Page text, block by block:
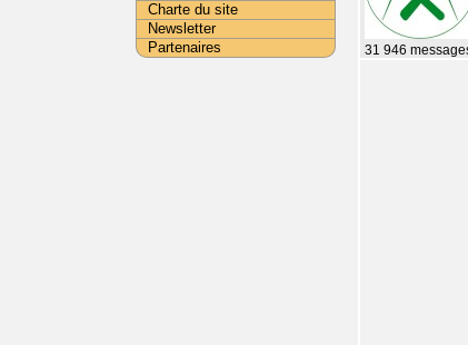
31 946
Charte du site
Newsletter
Partenaires